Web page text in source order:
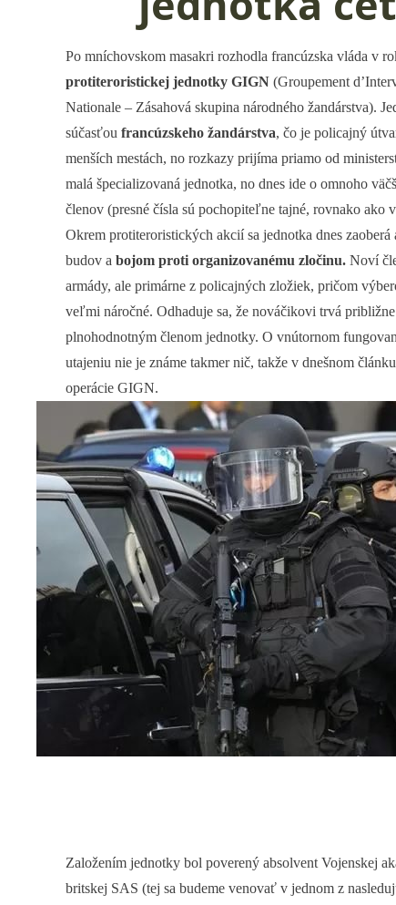
Po mníchovskom masakri rozhodla francúzska vláda v
protiteroristickej jednotky GIGN (Groupement
Nationale – Zásahová skupina národného žandárstva).
súčasťou francúzskeho žandárstva, čo je policajný
menších mestách, no rozkazy prijíma priamo od
malá špecializovaná jednotka, no dnes ide o omnoho
členov (presné čísla sú pochopiteľne tajné, rovnako ako
Okrem protiteroristických akcií sa jednotka dnes zaoberá
budov a bojom proti organizovanému zločinu. Noví
armády, ale primárne z policajných zložiek, pričom
veľmi náročné. Odhaduje sa, že nováčikovi trvá
plnohodnotným členom jednotky. O vnútornom
utajeniu nie je známe takmer nič, takže v dnešnom
operácie GIGN.
Založením jednotky bol poverený absolvent Vojenskej
britskej SAS (tej sa budeme venovať v jednom z